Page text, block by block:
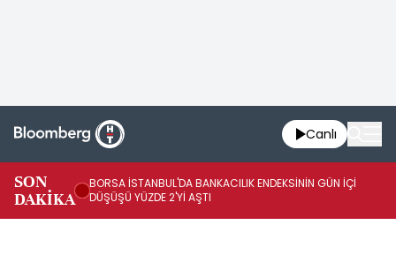
Canlı
SON
DAKİKA
BORSA İSTANBUL'DA BANKACILIK ENDEKSİNİN GÜN İÇİ
DÜŞÜŞÜ YÜZDE 2'Yİ AŞTI